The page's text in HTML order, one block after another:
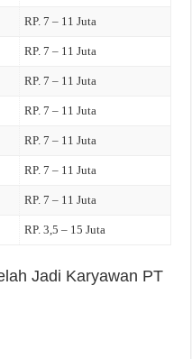
RP. 7 – 11 Juta
RP. 7 – 11 Juta
RP. 7 – 11 Juta
RP. 7 – 11 Juta
RP. 7 – 11 Juta
RP. 7 – 11 Juta
RP. 7 – 11 Juta
RP. 3,5 – 15 Juta
Jadi Karyawan PT